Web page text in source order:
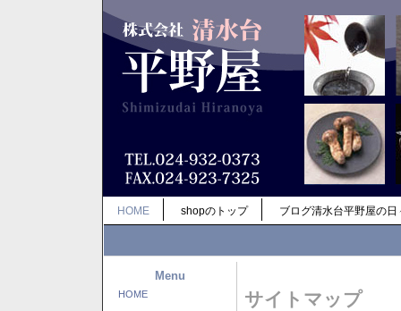
HOME shopのトップ ブログ清水台平野屋の日
Menu
HOME サイトマップ